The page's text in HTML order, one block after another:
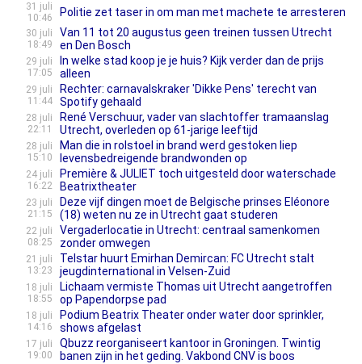
31 juli
10:46
Politie zet taser in om man met machete te arresteren
30 juli
18:49
Van 11 tot 20 augustus geen treinen tussen Utrecht
en Den Bosch
29 juli
17:05
In welke stad koop je je huis? Kijk verder dan de prijs
alleen
29 juli
11:44
Rechter: carnavalskraker 'Dikke Pens' terecht van
Spotify gehaald
28 juli
22:11
René Verschuur, vader van slachtoffer tramaanslag
Utrecht, overleden op 61-jarige leeftijd
28 juli
15:10
Man die in rolstoel in brand werd gestoken liep
levensbedreigende brandwonden op
24 juli
16:22
Première & JULIET toch uitgesteld door waterschade
Beatrixtheater
23 juli
21:15
Deze vijf dingen moet de Belgische prinses Eléonore
(18) weten nu ze in Utrecht gaat studeren
22 juli
08:25
Vergaderlocatie in Utrecht: centraal samenkomen
zonder omwegen
21 juli
13:23
Telstar huurt Emirhan Demircan: FC Utrecht stalt
jeugdinternational in Velsen-Zuid
18 juli
18:55
Lichaam vermiste Thomas uit Utrecht aangetroffen
op Papendorpse pad
18 juli
14:16
Podium Beatrix Theater onder water door sprinkler,
shows afgelast
17 juli
19:00
Qbuzz reorganiseert kantoor in Groningen. Twintig
banen zijn in het geding. Vakbond CNV is boos